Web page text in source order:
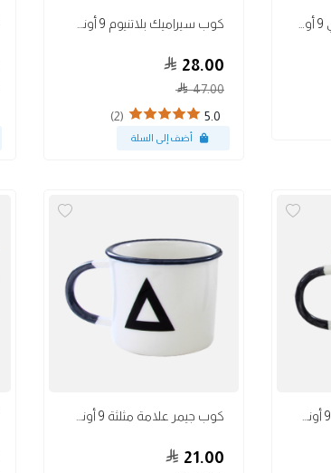
28.00
47.00
5.0
(2)
21.00